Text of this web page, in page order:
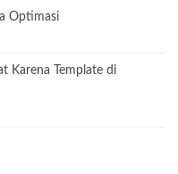
Optimasi
Karena Template di